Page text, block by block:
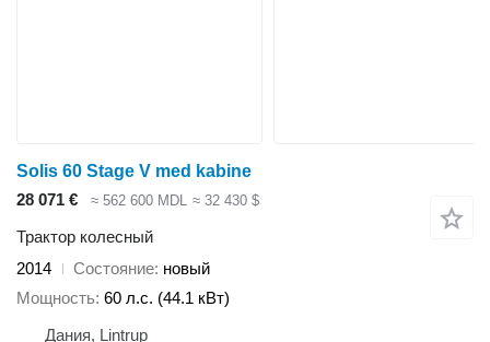
Solis 60 Stage V med kabine
28 071 €
≈ 562 600 MDL ≈ 32 430 $
Трактор колесный
2014
Состояние новый
Мощность 60 л.с. (44.1 кВт)
Дания, Lintrup